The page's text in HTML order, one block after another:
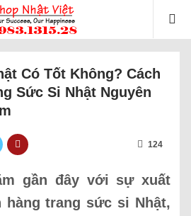
Có Tốt Không? Cách
Sức Si Nhật Nguyên
124
gần đây với sự xuất
hàng trang sức si Nhật,